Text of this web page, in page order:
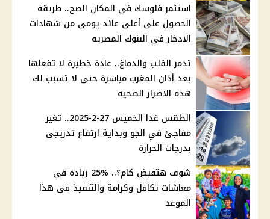
استثمر فلوسك فى المكان الصح.. طريقة
الحصول على أعلى عائد يومى من شهادات
الادخار في البنوك المصريه
تدمر القلب والدماغ.. عادة خطيرة لا تفعلها
بعد أذان المغرب مباشرة حتى لا تسبب لك
هذه الاضرار الصحيه
الطقس غدا الخميس 27-2-2025.. تغير
مفاجئ في الجو وبداية ارتفاع تدريجى
بدرجات الحرارة
شوف هتقبض كام؟.. %25 زيادة في
معاشات تكافل وكرامة والتنفيذ فى هذا
الموعد